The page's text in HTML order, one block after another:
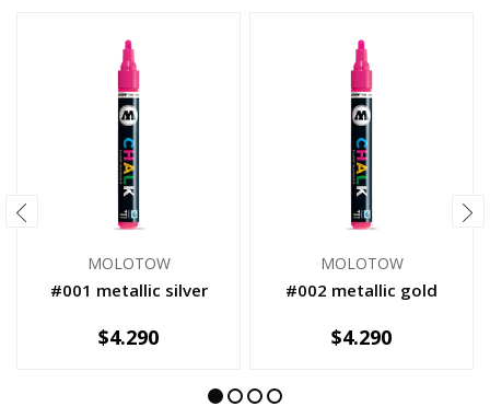
MOLOTOW
#001 metallic silver
+
$4.290
MOLOTOW
#002 metallic gold
+
$4.290